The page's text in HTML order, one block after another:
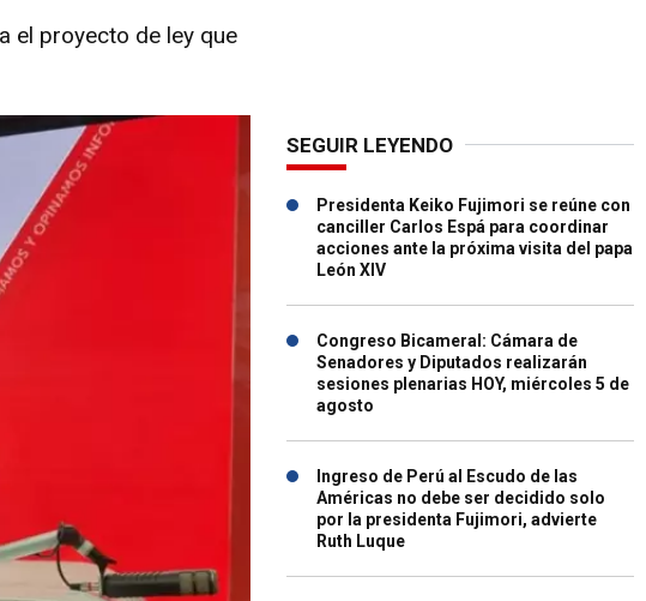
el proyecto de ley que
SEGUIR LEYENDO
Presidenta Keiko Fujimori se reúne con
canciller Carlos Espá para coordinar
acciones ante la próxima visita del papa
León XIV
Congreso Bicameral: Cámara de
Senadores y Diputados realizarán
sesiones plenarias HOY, miércoles 5 de
agosto
Ingreso de Perú al Escudo de las
Américas no debe ser decidido solo
por la presidenta Fujimori, advierte
Ruth Luque